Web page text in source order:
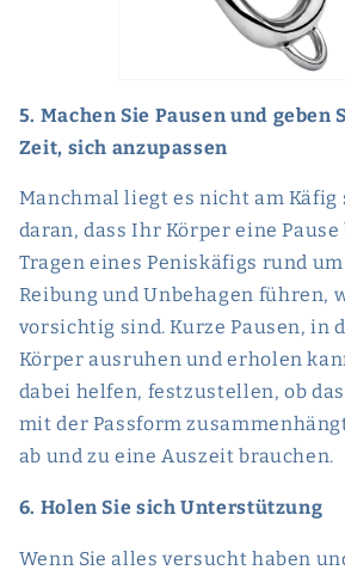
5. Machen Sie Pausen und geben
Zeit, sich anzupassen
Manchmal liegt es nicht am Käfig
daran, dass Ihr Körper eine Pause
Tragen eines Peniskäfigs rund
Reibung und Unbehagen führen,
vorsichtig sind. Kurze Pausen, in
Körper ausruhen und erholen
dabei helfen, festzustellen, ob
mit der Passform
ab und zu eine Auszeit brauchen.
6. Holen Sie sich Unterstützung
Wenn Sie alles versucht haben